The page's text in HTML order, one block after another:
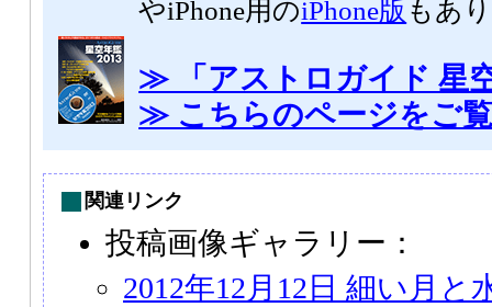
やiPhone用のiPhone版 もあ
≫ 「アストロガイド 星
≫ こちらのページをご
関連リンク
投稿画像ギャラリー：
2012年12月12日 細い月と